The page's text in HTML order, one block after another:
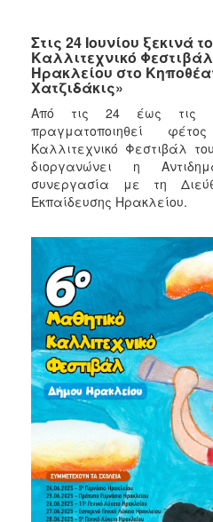
ΕΠΙΣΚΕΠΤΗΣ
ΗΡΑΚΛΕΙΟ
Στις 24 Ιουνίου ξεκινά
Καλλιτεχνικό
Ηρακλείου στο
Χατζιδάκις»
Από τις 24 έως τις
πραγματοποιηθεί
Καλλιτεχνικό Φεστιβάλ
διοργανώνει η
συνεργασία με τη
Εκπαίδευσης Ηρακλείου.